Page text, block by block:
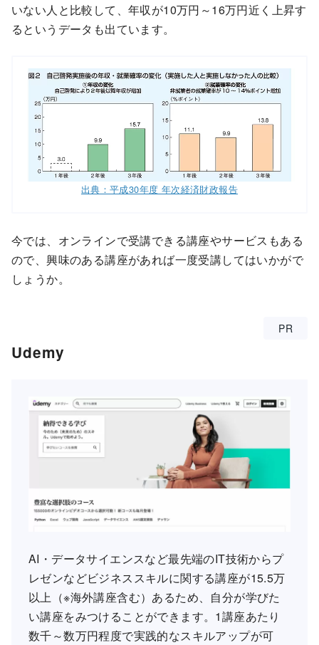
いない人と比較して、年収が10万円～16万円近く上昇す
るというデータも出ています。
出典：平成30年度 年次経済財政報告
今では、オンラインで受講できる講座やサービスもある
ので、興味のある講座があれば一度受講してはいかがで
しょうか。
PR
Udemy
AI・データサイエンスなど最先端のIT技術からプ
レゼンなどビジネススキルに関する講座が15.5万
以上（※海外講座含む）あるため、自分が学びた
い講座をみつけることができます。1講座あたり
数千～数万円程度で実践的なスキルアップが可